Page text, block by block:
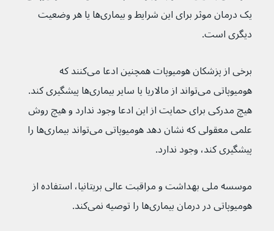
یک درمان موثر برای این شرایط و بیماری‌ها یا هر وضعیت
دیگری است.
برخی از پزشکان هومیوپات همچنین ادعا می‌کنند که
هومیوپاتی می‌تواند از مالاریا یا سایر بیماری‌ها پیشگیری کند.
هیچ مدرکی برای حمایت از این ادعا وجود ندارد و هیچ روش
علمی معقولی که نشان دهد هومیوپاتی می‌تواند بیماری‌ها را
پیشگیری کند، وجود ندارد.
موسسه ملی بهداشت و مراقبت عالی بریتانیا، استفاده از
هومیوپاتی در درمان بیماری‌ها را توصیه نمی‌کند.